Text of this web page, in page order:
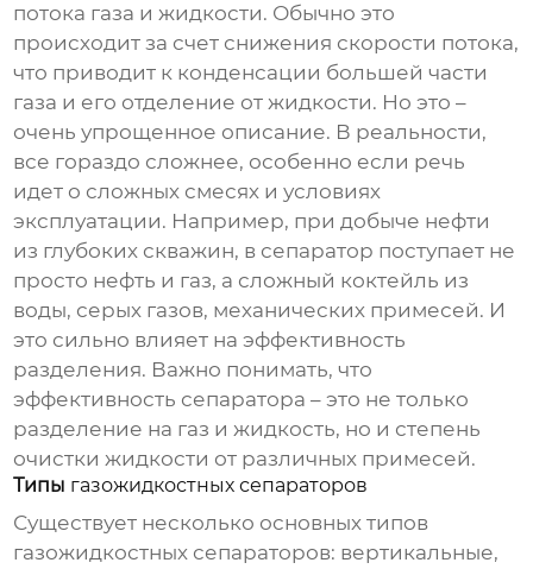
потока газа и жидкости. Обычно это
происходит за счет снижения скорости потока,
что приводит к конденсации большей части
газа и его отделение от жидкости. Но это –
очень упрощенное описание. В реальности,
все гораздо сложнее, особенно если речь
идет о сложных смесях и условиях
эксплуатации. Например, при добыче нефти
из глубоких скважин, в сепаратор поступает не
просто нефть и газ, а сложный коктейль из
воды, серых газов, механических примесей. И
это сильно влияет на эффективность
разделения. Важно понимать, что
эффективность сепаратора – это не только
разделение на газ и жидкость, но и степень
очистки жидкости от различных примесей.
Типы газожидкостных сепараторов
Существует несколько основных типов
газожидкостных сепараторов: вертикальные,